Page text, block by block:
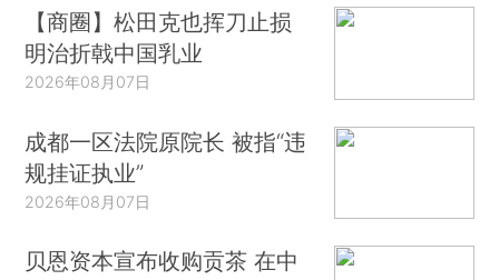
【商圈】松田克也挥刀止损
明治折戟中国乳业
2026年08月07日
成都一区法院原院长 被指“违
规挂证执业”
2026年08月07日
贝恩资本宣布收购贡茶 在中